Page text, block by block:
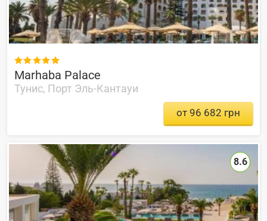

Marhaba Palace
Тунис, Порт Эль-Кантауи
от 96 682 грн
8.6